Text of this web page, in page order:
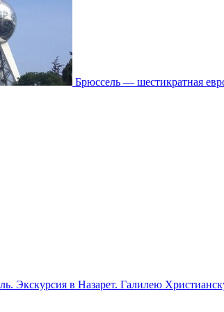
Брюссель — шестикратная
Экскурсия в Назарет. Галилею